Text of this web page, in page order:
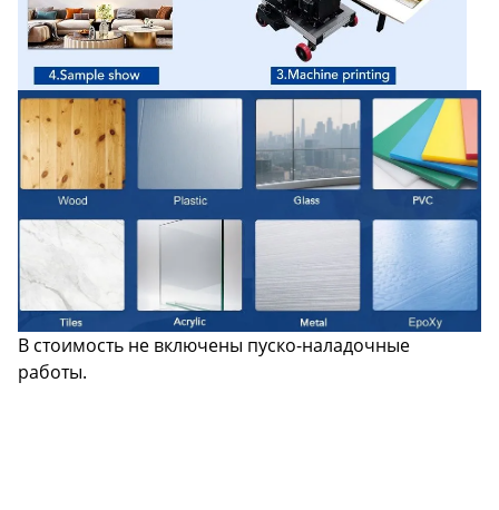
В стоимость не включены пуско-наладочные
работы.